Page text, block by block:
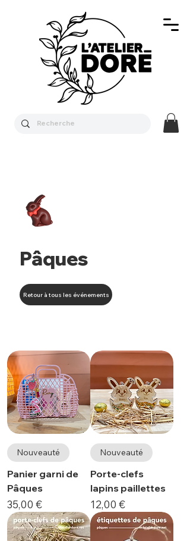
Pâques
Retour à tous les événements
Nouveauté
Panier garni de
Pâques
Prix
35,00 €
Nouveauté
Porte-clefs
lapins paillettes
Prix
12,00 €